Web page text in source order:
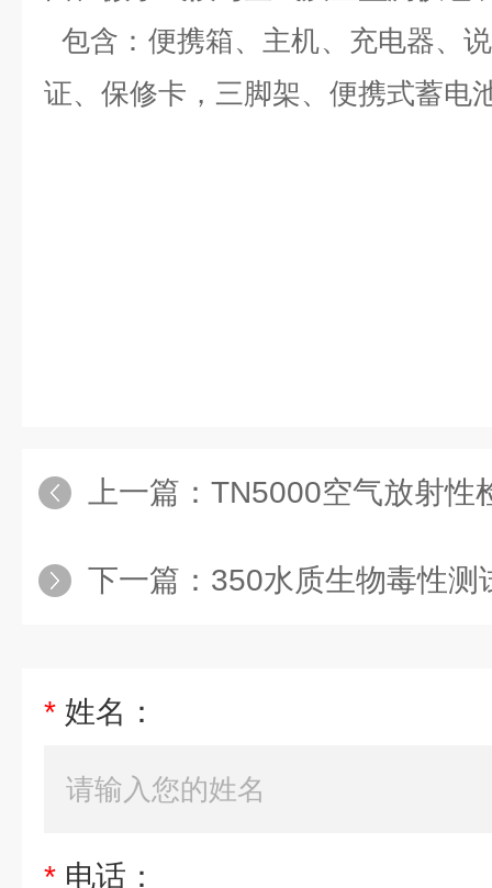
包含：便携箱、主机、充电器、
证、保修卡， 三脚架、便携式蓄电
上一篇： TN5000空气放射性
下一篇： 350水质生物毒性测
* 姓名：
* 电话：